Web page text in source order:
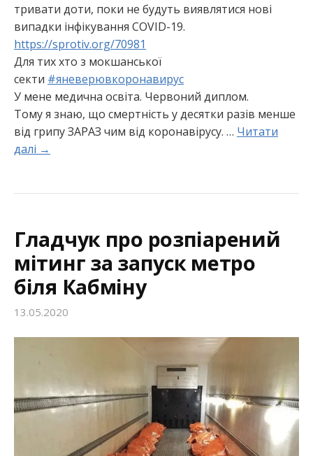
тривати доти, поки не будуть виявлятися нові
випадки інфікування COVID-19.
https://sprotiv.org/70981
Для тих хто з мокшанської
секти #яневерювкоронавирус
У мене медична освіта. Червоний диплом.
Тому я знаю, що смертність у десятки разів менше
від грипу ЗАРАЗ чим від коронавірусу. … Читати
далі →
Гладчук про розпіарений
мітинг за запуск метро
біля Кабміну
13.05.2020